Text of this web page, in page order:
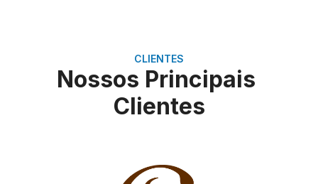
CLIENTES
Nossos Principais
Clientes